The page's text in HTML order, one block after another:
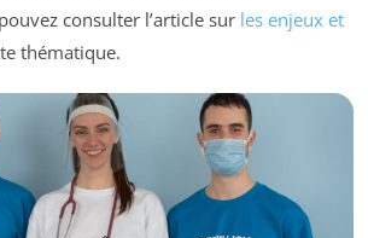
consulter l’article sur les enjeux et
thématique.